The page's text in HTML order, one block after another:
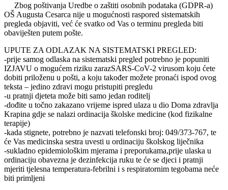
Zbog poštivanja Uredbe o zaštiti osobnih podataka (GDPR-a)
OŠ Augusta Cesarca nije u mogućnosti raspored sistematskih
pregleda objaviti, već će svatko od Vas o terminu pregleda biti
obaviješten putem pošte.
UPUTE ZA ODLAZAK NA SISTEMATSKI PREGLED:
-prije samog odlaska na sistematski pregled potrebno je popuniti
IZJAVU o mogućem riziku zarazSARS-CoV-2 virusom koju ćete
dobiti priloženu u pošti, a koju također možete pronaći ispod ovog
teksta – jedino zdravi mogu pristupiti pregledu
-u pratnji djeteta može biti samo jedan roditelj
-dođite u točno zakazano vrijeme ispred ulaza u dio Doma zdravlja
Krapina gdje se nalazi ordinacija školske medicine (kod fizikalne
terapije)
-kada stignete, potrebno je nazvati telefonski broj: 049/373-767, te
će Vas medicinska sestra uvesti u ordinaciju školskog liječnika
-sukladno epidemiološkim mjerama i preporukama,prije ulaska u
ordinaciju obavezna je dezinfekcija ruku te će se djeci i pratnji
mjeriti tjelesna temperatura-febrilni i s respiratornim tegobama neće
biti primljeni